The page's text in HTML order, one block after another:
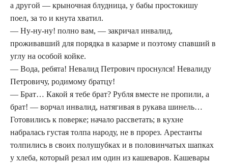
а другой — крыночная блудница, у бабы простокишу
поел, за то и кнута хватил.
— Ну-ну-ну! полно вам, — закричал инвалид,
проживавший для порядка в казарме и поэтому спавший в
углу на особой койке.
— Вода, ребята! Невалид Петрович проснулся! Невалиду
Петровичу, родимому братцу!
— Брат… Какой я тебе брат? Рубля вместе не пропили, а
брат! — ворчал инвалид, натягивая в рукава шинель…
Готовились к поверке; начало рассветать; в кухне
набралась густая толпа народу, не в прорез. Арестанты
толпились в своих полушубках и в половинчатых шапках
у хлеба, который резал им один из кашеваров. Кашевары